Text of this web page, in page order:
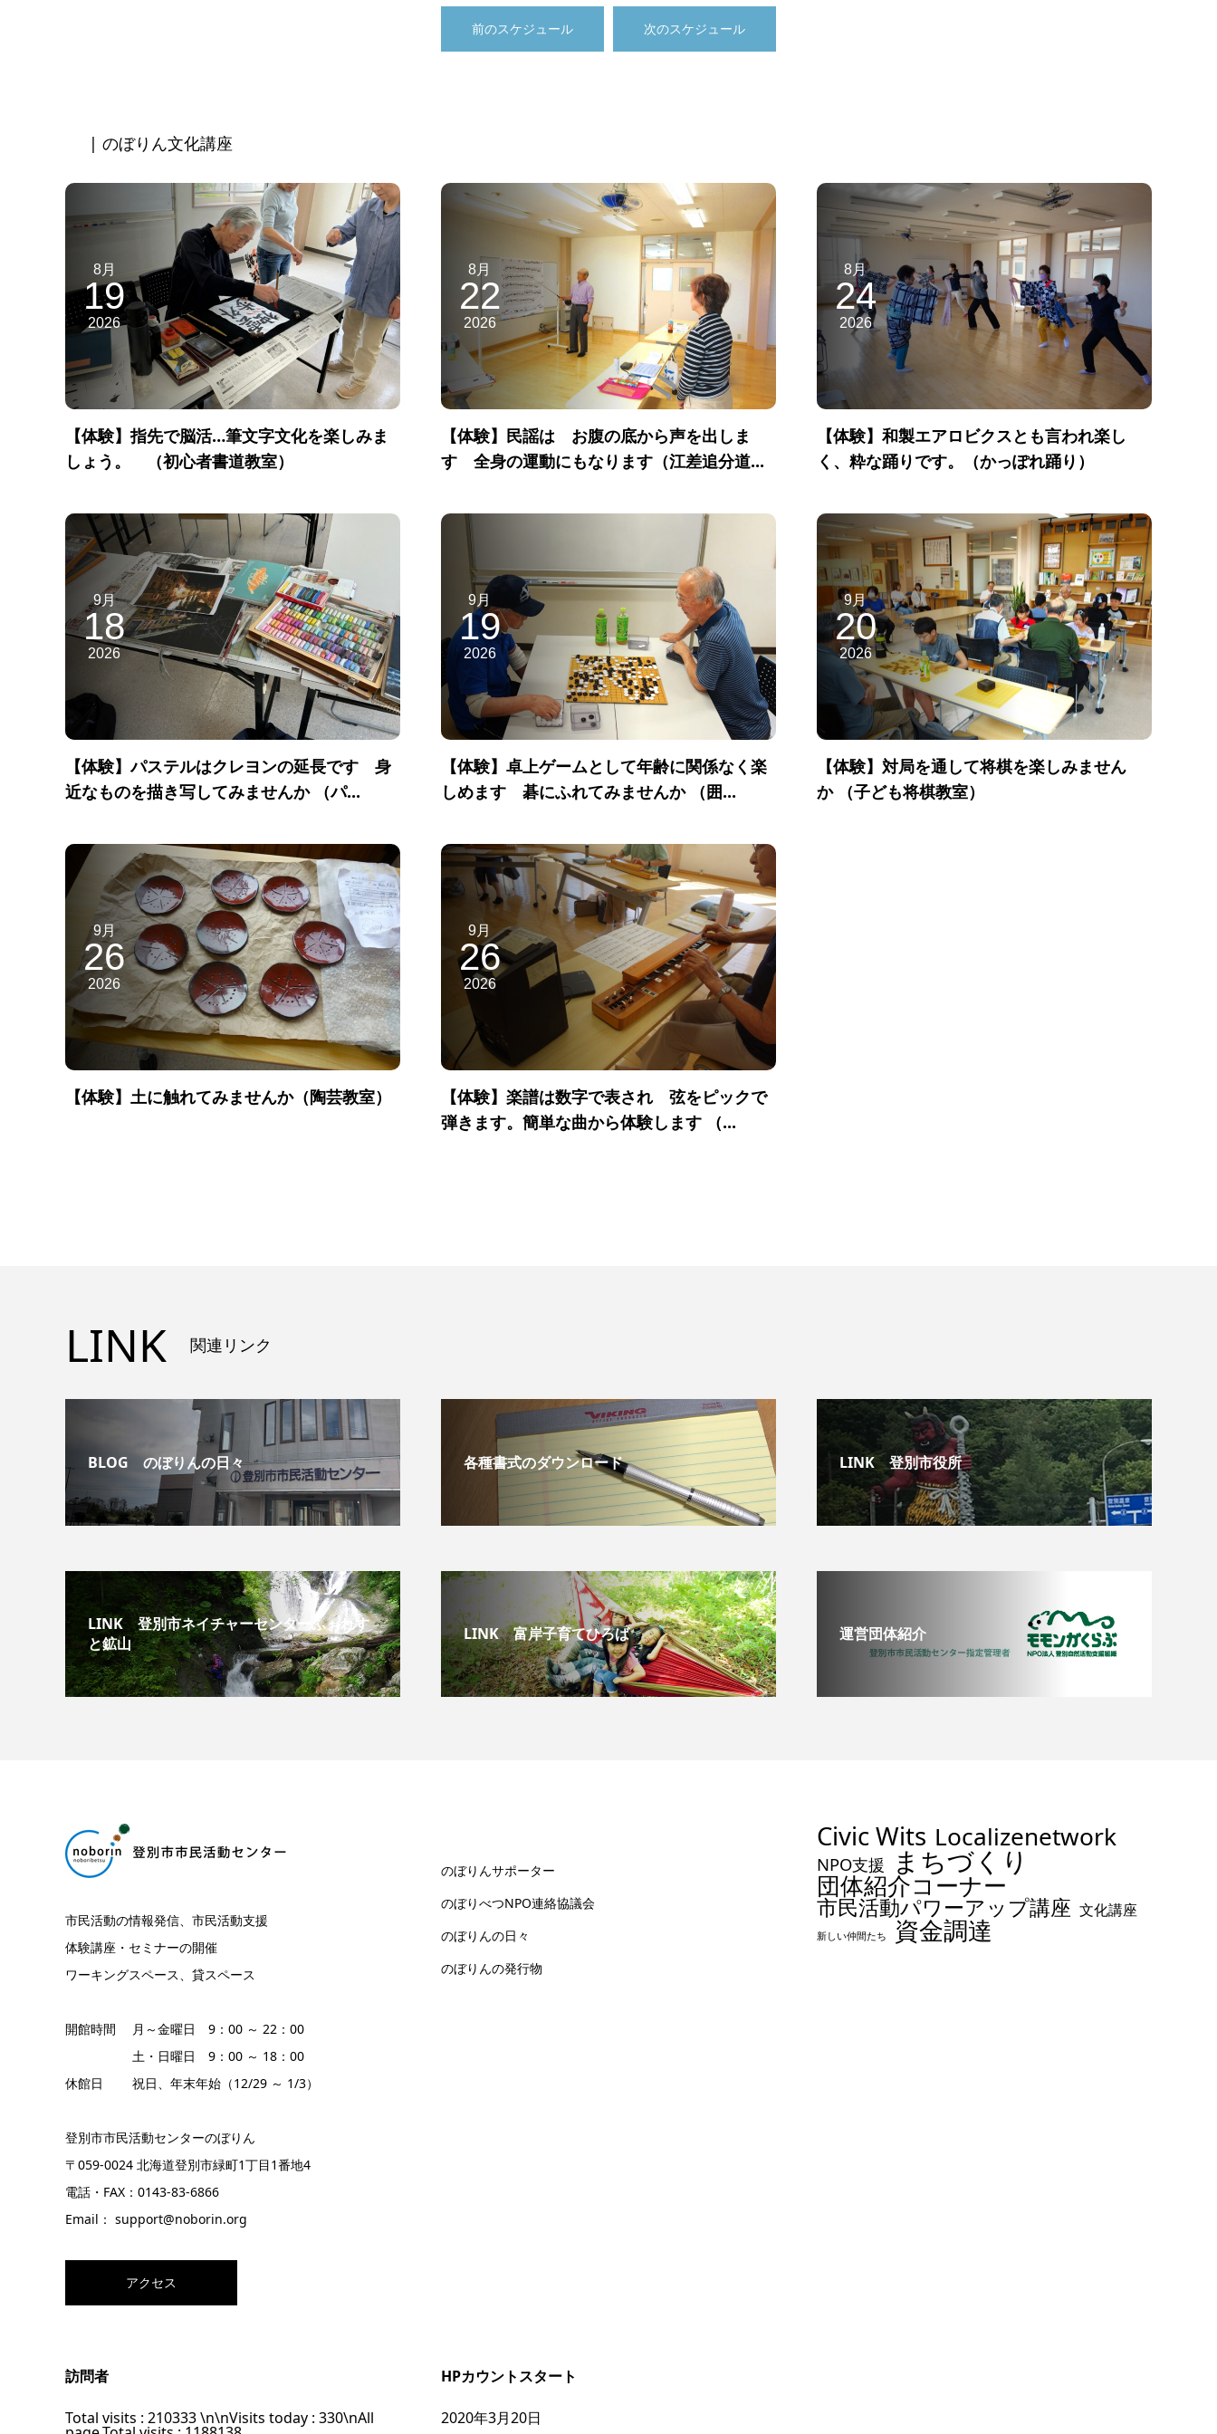
前のスケジュール 次のスケジュール
| のぼりん文化講座
8月
19
2026
【体験】指先で脳活…筆文字文化を楽しみま
しょう。 （初心者書道教室）
8月
22
2026
【体験】民謡は お腹の底から声を出しま
す 全身の運動にもなります（江差追分道...
8月
24
2026
【体験】和製エアロビクスとも言われ楽し
く、粋な踊りです。（かっぽれ踊り）
9月
18
2026
【体験】パステルはクレヨンの延長です 身
近なものを描き写してみませんか （パ...
9月
19
2026
【体験】卓上ゲームとして年齢に関係なく楽
しめます 碁にふれてみませんか （囲...
9月
20
2026
【体験】対局を通して将棋を楽しみません
か （子ども将棋教室）
9月
26
2026
【体験】土に触れてみませんか（陶芸教室）
9月
26
2026
【体験】楽譜は数字で表され 弦をピックで
弾きます。簡単な曲から体験します （...
LINK 関連リンク
BLOG のぼりんの日々 各種書式のダウンロード LINK 登別市役所
LINK 登別市ネイチャーセンターふぉれす
と鉱山
LINK 富岸子育てひろば 運営団体紹介
市民活動の情報発信、市民活動支援
体験講座・セミナーの開催
ワーキングスペース、貸スペース
開館時間 月～金曜日 9：00 ～ 22：00
土・日曜日 9：00 ～ 18：00
休館日 祝日、年末年始（12/29 ～ 1/3）
登別市市民活動センターのぼりん
〒059-0024 北海道登別市緑町1丁目1番地4
電話・FAX：0143-83-6866
Email： support@noborin.org
アクセス
のぼりんサポーター
のぼりべつNPO連絡協議会
のぼりんの日々
のぼりんの発行物
Civic Wits Localizenetwork
NPO支援 まちづくり
団体紹介コーナー
市民活動パワーアップ講座 文化講座
新しい仲間たち 資金調達
訪問者
Total visits : 210333\n\nVisits today : 330\nAll
HPカウントスタート
2020年3月20日